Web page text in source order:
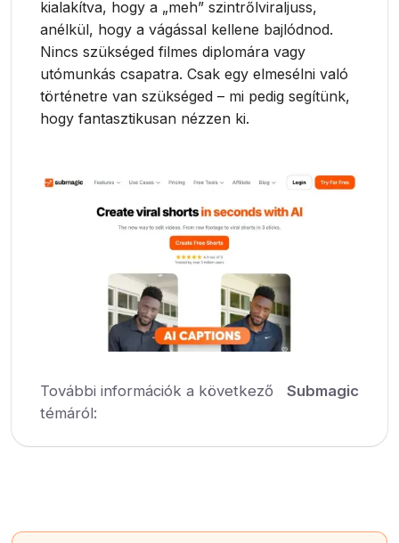
kialakítva, hogy a „meh” szintrőlviraljuss,
anélkül, hogy a vágással kellene bajlódnod.
Nincs szükséged filmes diplomára vagy
utómunkás csapatra. Csak egy elmesélni való
történetre van szükséged – mi pedig segítünk,
hogy fantasztikusan nézzen ki.
További információk a következő
témáról:
Submagic